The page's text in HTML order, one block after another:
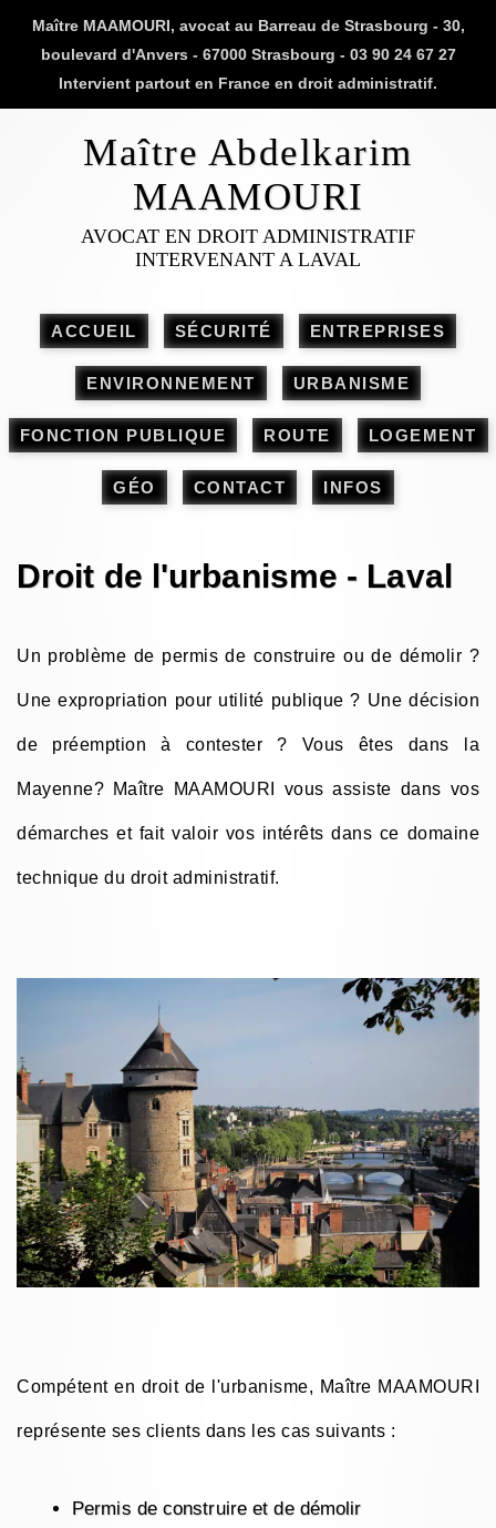
Maître MAAMOURI, avocat au Barreau de Strasbourg - 30,
boulevard d'Anvers - 67000 Strasbourg - 03 90 24 67 27
Intervient partout en France en droit administratif.
Maître Abdelkarim
MAAMOURI
AVOCAT EN DROIT ADMINISTRATIF
INTERVENANT A LAVAL
ACCUEIL SÉCURITÉ ENTREPRISES
ENVIRONNEMENT URBANISME
FONCTION PUBLIQUE ROUTE LOGEMENT
GÉO CONTACT INFOS
Droit de l'urbanisme - Laval
Un problème de permis de construire ou de démolir ?
Une expropriation pour utilité publique ? Une décision
de préemption à contester ? Vous êtes dans la
Mayenne? Maître MAAMOURI vous assiste dans vos
démarches et fait valoir vos intérêts dans ce domaine
technique du droit administratif.
Compétent en droit de l'urbanisme, Maître MAAMOURI
représente ses clients dans les cas suivants :
Permis de construire et de démolir